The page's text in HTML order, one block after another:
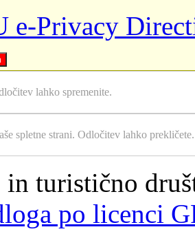
e-Privacy
lahko spremenite.
spletne strani. Odločitev lahko prekličete.
turistično
po licenci